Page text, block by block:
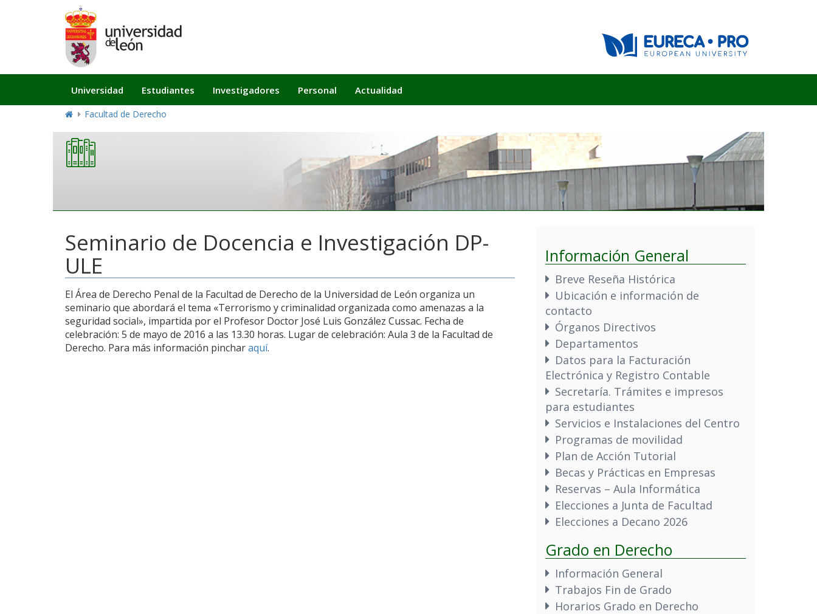
Navegación
principal
Universidad Estudiantes Investigadores Personal Actualidad
Facultad de Derecho
Seminario de Docencia e Investigación DP-
ULE
El Área de Derecho Penal de la Facultad de Derecho de la Universidad de León organiza un
seminario que abordará el tema «Terrorismo y criminalidad organizada como amenazas a la
seguridad social», impartida por el Profesor Doctor José Luis González Cussac. Fecha de
celebración: 5 de mayo de 2016 a las 13.30 horas. Lugar de celebración: Aula 3 de la Facultad de
Derecho. Para más información pincharaquí.
Información General
Breve Reseña Histórica
Ubicación e información de
contacto
Órganos Directivos
Departamentos
Datos para la Facturación
Electrónica y Registro Contable
Secretaría. Trámites e impresos
para estudiantes
Servicios e Instalaciones del Centro
Programas de movilidad
Plan de Acción Tutorial
Becas y Prácticas en Empresas
Reservas – Aula Informática
Elecciones a Junta de Facultad
Elecciones a Decano 2026
Grado en Derecho
Información General
Trabajos Fin de Grado
Horarios Grado en Derecho